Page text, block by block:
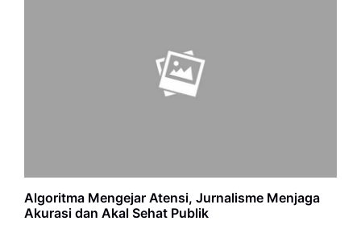
Algoritma Mengejar Atensi, Jurnalisme Menjaga
Akurasi dan Akal Sehat Publik